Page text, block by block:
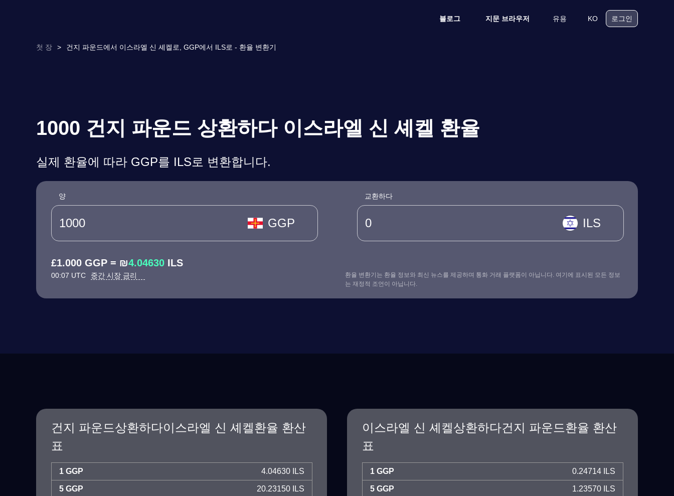
블로그 지문 브라우저 유용 KO 로그인
첫 장 > 건지 파운드에서 이스라엘 신 셰켈로, GGP에서 ILS로 - 환율 변환기
1000 건지 파운드 상환하다 이스라엘 신 셰켈 환율
실제 환율에 따라 GGP를 ILS로 변환합니다.
양
GGP
교환하다
ILS
£1.000 GGP = ₪4.04630 ILS
00:07 UTC 중간 시장 금리
환율 변환기는 환율 정보와 최신 뉴스를 제공하며 통화 거래 플랫폼이 아닙니다. 여기에 표시된 모든 정보
는 재정적 조언이 아닙니다.
건지 파운드상환하다이스라엘 신 셰켈환율 환산
표
1 GGP 4.04630 ILS
5 GGP 20.23150 ILS
이스라엘 신 셰켈상환하다건지 파운드환율 환산
표
1 GGP 0.24714 ILS
5 GGP 1.23570 ILS